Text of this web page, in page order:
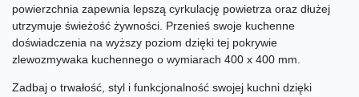
powierzchnia zapewnia lepszą cyrkulację powietrza oraz dłużej
utrzymuje świeżość żywności. Przenieś swoje kuchenne
doświadczenia na wyższy poziom dzięki tej pokrywie
zlewozmywaka kuchennego o wymiarach 400 x 400 mm.
Zadbaj o trwałość, styl i funkcjonalność swojej kuchni dzięki